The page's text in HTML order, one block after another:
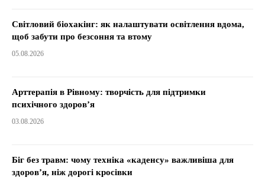
Світловий біохакінг: як налаштувати освітлення вдома,
щоб забути про безсоння та втому
05.08.2026
Арттерапія в Рівному: творчість для підтримки
психічного здоров’я
03.08.2026
Біг без травм: чому техніка «каденсу» важливіша для
здоров’я, ніж дорогі кросівки